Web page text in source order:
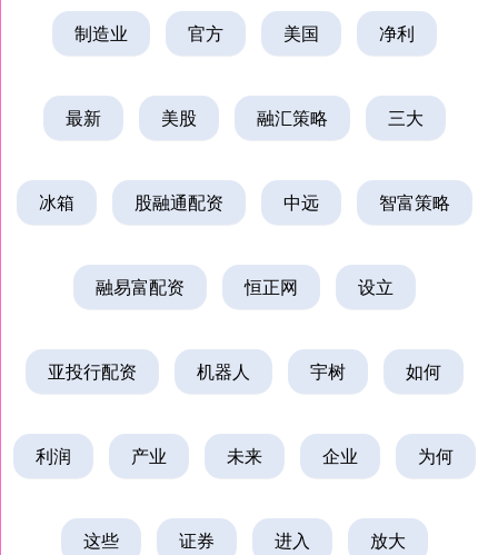
制造业 官方 美国 净利
最新 美股 融汇策略 三大
冰箱 股融通配资 中远 智富策略
融易富配资 恒正网 设立
亚投行配资 机器人 宇树 如何
利润 产业 未来 企业 为何
这些 证券 进入 放大